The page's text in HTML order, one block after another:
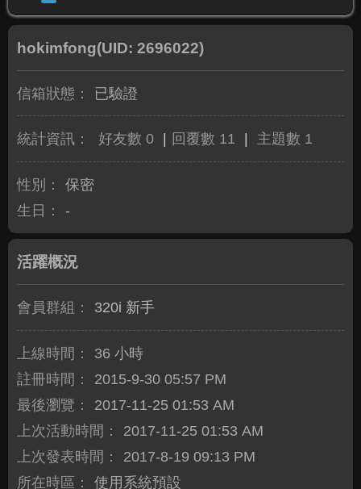
hokimfong(UID: 2696022)
信箱狀態： 已驗證
統計資訊： 好友數 0 回覆數 11 主題數 1
性別：
保密
生日：
-
活躍概況
會員群組： 320i 新手
上線時間：
36 小時
註冊時間：
2015-9-30 05:57 PM
最後瀏覽：
2017-11-25 01:53 AM
上次活動時間：
2017-11-25 01:53 AM
上次發表時間：
2017-8-19 09:13 PM
所在時區：
使用系統預設